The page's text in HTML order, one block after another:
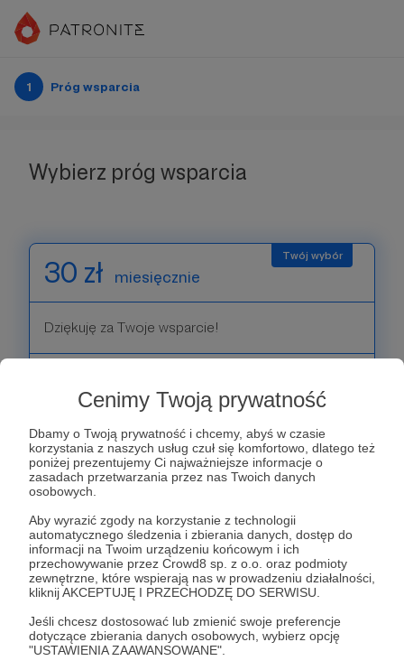
Cenimy Twoją prywatność
Dbamy o Twoją prywatność i chcemy, abyś w czasie
korzystania z naszych usług czuł się komfortowo, dlatego też
poniżej prezentujemy Ci najważniejsze informacje o
zasadach przetwarzania przez nas Twoich danych
osobowych.
Aby wyrazić zgody na korzystanie z technologii
automatycznego śledzenia i zbierania danych, dostęp do
informacji na Twoim urządzeniu końcowym i ich
przechowywanie przez Crowd8 sp. z o.o. oraz podmioty
zewnętrzne, które wspierają nas w prowadzeniu działalności,
kliknij AKCEPTUJĘ I PRZECHODZĘ DO SERWISU.
Jeśli chcesz dostosować lub zmienić swoje preferencje
dotyczące zbierania danych osobowych, wybierz opcję
"USTAWIENIA ZAAWANSOWANE".
1 Próg wsparcia
Wybierz próg wsparcia
30 zł miesięcznie
Dziękuję za Twoje wsparcie!
50 zł miesięcznie
Dziękuję za Twoje wsparcie!
Patroni: 0
100 zł miesięcznie